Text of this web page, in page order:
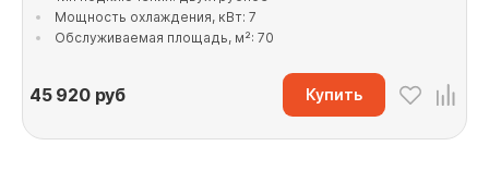
Мощность охлаждения, кВт: 7
Обслуживаемая площадь, м²: 70
45 920руб Купить